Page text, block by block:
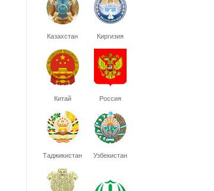
Казахстан Киргизия
Китай Россия
Таджикистан Узбекистан